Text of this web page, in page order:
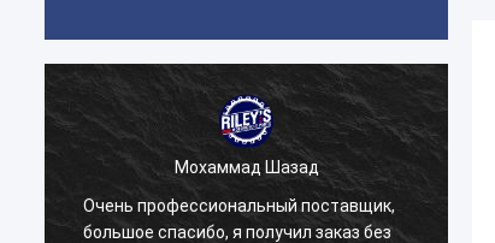
Мохаммад Шазад
Очень профессиональный поставщик,
большое спасибо, я получил заказ без